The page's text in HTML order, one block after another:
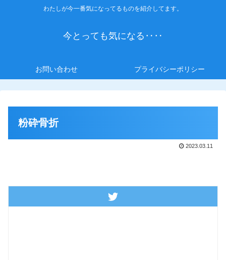
わたしが今一番気になってるものを紹介してます。
今とっても気になる‥‥
お問い合わせ プライバシーポリシー
粉砕骨折
2023.03.11